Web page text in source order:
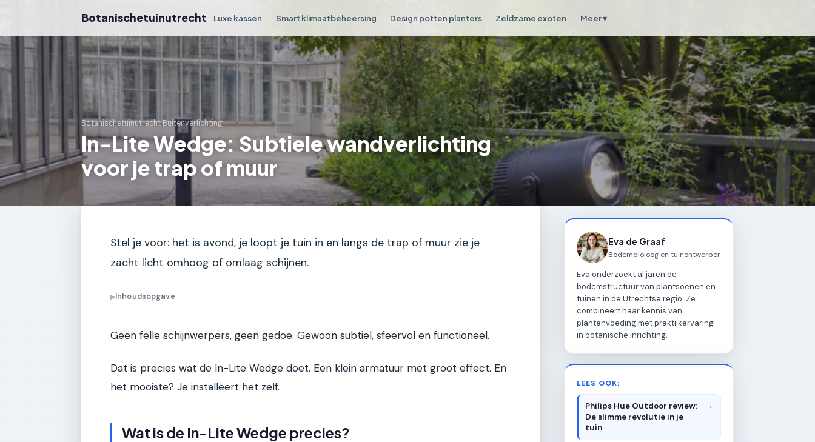
Botanischetuinutrecht Luxe kassen Smart klimaatbeheersing Design potten planters Zeldzame exoten Meer ▾
Botanischetuinutrecht›Buitenverlichting
In-Lite Wedge: Subtiele wandverlichting
voor je trap of muur
Stel je voor: het is avond, je loopt je tuin in en langs de trap of muur zie je
zacht licht omhoog of omlaag schijnen.
▶Inhoudsopgave
Geen felle schijnwerpers, geen gedoe. Gewoon subtiel, sfeervol en functioneel.
Dat is precies wat de In-Lite Wedge doet. Een klein armatuur met groot effect. En
het mooiste? Je installeert het zelf.
Wat is de In-Lite Wedge precies?
Eva de Graaf
Bodembioloog en tuinontwerper
Eva onderzoekt al jaren de
bodemstructuur van plantsoenen en
tuinen in de Utrechtse regio. Ze
combineert haar kennis van
plantenvoeding met praktijkervaring
in botanische inrichting.
LEES OOK:
Philips Hue Outdoor review:
De slimme revolutie in je
tuin